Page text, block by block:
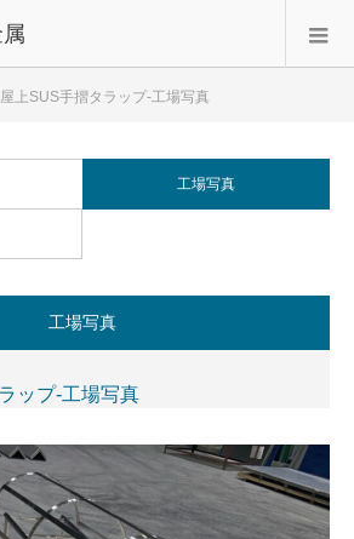
屋上SUS手摺タラップ-工場写真
工場写真
工場写真
ップ-工場写真